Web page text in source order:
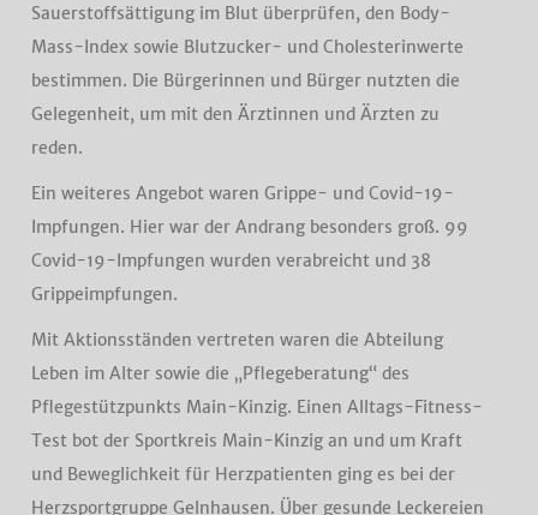
Sauerstoffsättigung im Blut überprüfen, den Body-
Mass-Index sowie Blutzucker- und Cholesterinwerte
bestimmen. Die Bürgerinnen und Bürger nutzten die
Gelegenheit, um mit den Ärztinnen und Ärzten zu
reden.
Ein weiteres Angebot waren Grippe- und Covid-19-
Impfungen. Hier war der Andrang besonders groß. 99
Covid-19-Impfungen wurden verabreicht und 38
Grippeimpfungen.
Mit Aktionsständen vertreten waren die Abteilung
Leben im Alter sowie die „Pflegeberatung“ des
Pflegestützpunkts Main-Kinzig. Einen Alltags-Fitness-
Test bot der Sportkreis Main-Kinzig an und um Kraft
und Beweglichkeit für Herzpatienten ging es bei der
Herzsportgruppe Gelnhausen. Über gesunde Leckereien